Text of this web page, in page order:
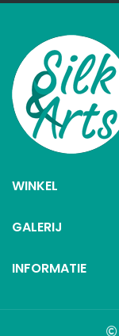
WINKEL
GALERIJ
INFORMATIE